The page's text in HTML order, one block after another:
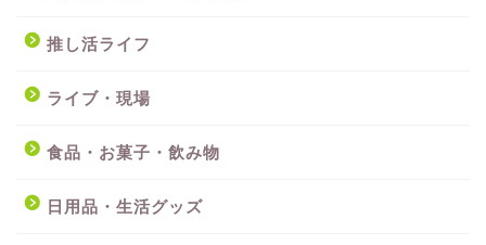
推し活ライフ
ライブ・現場
食品・お菓子・飲み物
日用品・生活グッズ